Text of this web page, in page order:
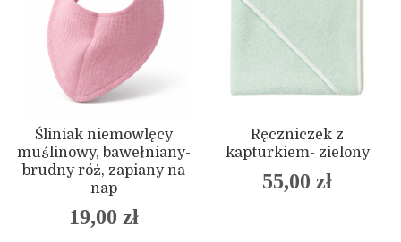
Śliniak niemowlęcy
muślinowy, bawełniany-
brudny róż, zapiany na
nap
19,00 zł
Ręczniczek z
kapturkiem- zielony
55,00 zł